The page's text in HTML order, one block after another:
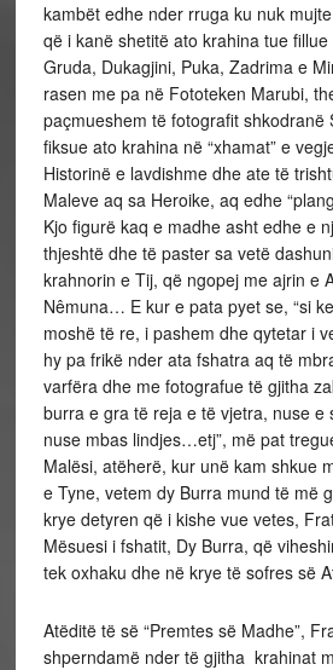
kambët edhe nder rruga ku nuk
që i kanë shetitë ato krahina tue
Gruda, Dukagjini, Puka, Zadrima e
rasen me pa në Fototeken Marubi,
paçmueshem të fotografit shkodranë
fiksue ato krahina në “xhamat” e
Historinë e lavdishme dhe ate të
Maleve aq sa Heroike, aq edhe
Kjo figurë kaq e madhe asht edhe e
thjeshtë dhe të paster sa vetë
krahnorin e Tij, që ngopej me ajrin e
Nêmuna… E kur e pata pyet se, “si
moshë të re, i pashem dhe qytetar i
hy pa frikë nder ata fshatra aq të
varfëra dhe me fotografue të gjitha
burra e gra të reja e të vjetra, nuse e
nuse mbas lindjes…etj”, më pat
Malësi, atëherë, kur unë kam shkue
e Tyne, vetem dy Burra mund të më
krye detyren që i kishe vue vetes,
Mësuesi i fshatit, Dy Burra, që
tek oxhaku dhe në krye të sofres së
Atëditë të së “Premtes së Madhe”,
shperndamë nder të gjitha krahinat